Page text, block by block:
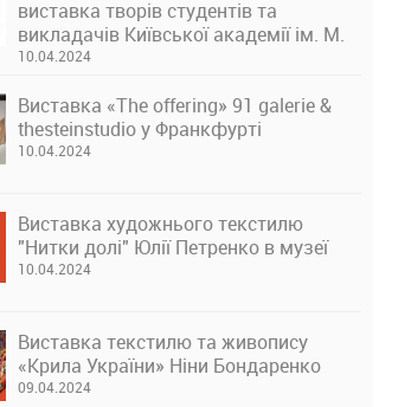
виставка творів студентів та
викладачів Київської академії ім. М.
Бойчука
10.04.2024
Виставка «The offering» 91 galerie &
thesteinstudio у Франкфурті
10.04.2024
Виставка художнього текстилю
"Нитки долі" Юлії Петренко в музеї
10.04.2024
Виставка текстилю та живопису
«Крила України» Ніни Бондаренко
09.04.2024